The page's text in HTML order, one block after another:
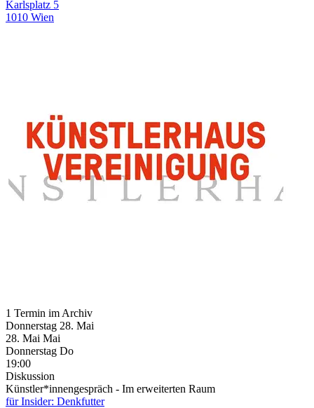
Karlsplatz 5
1010 Wien
1 Termin im Archiv
Donnerstag 28. Mai
28. Mai Mai
Donnerstag Do
19:00
Diskussion
Künstler*innengespräch - Im erweiterten Raum
für Insider: Denkfutter